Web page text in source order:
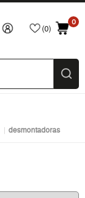
(0)
0
desmontadoras